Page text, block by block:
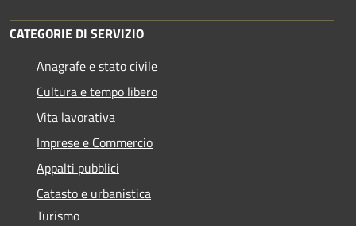
CATEGORIE DI SERVIZIO
Anagrafe e stato civile
Cultura e tempo libero
Vita lavorativa
Imprese e Commercio
Appalti pubblici
Catasto e urbanistica
Turismo